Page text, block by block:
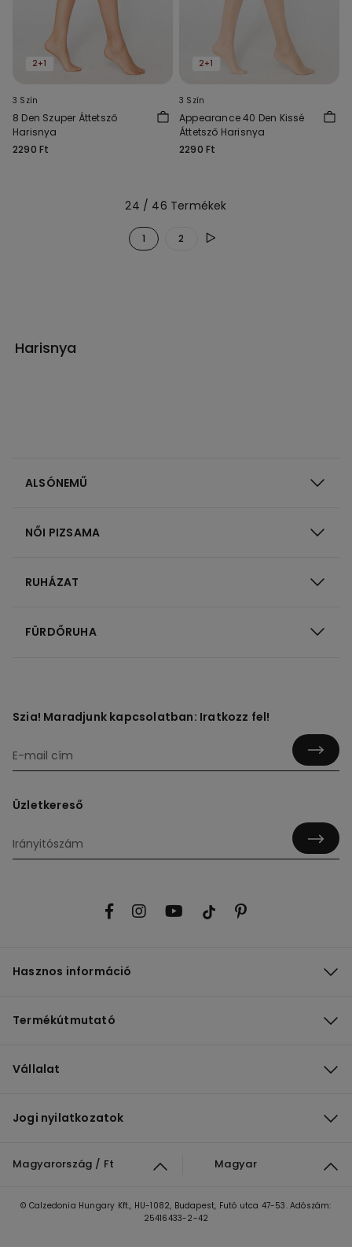
2+1
3 Szín
8 Den Szuper Áttetsző
Harisnya
2290 Ft
2+1
3 Szín
Appearance 40 Den Kissé
Áttetsző Harisnya
2290 Ft
24 / 46 Termékek
1 2
Harisnya
ALSÓNEMŰ
NŐI PIZSAMA
RUHÁZAT
FÜRDŐRUHA
Szia! Maradjunk kapcsolatban: Iratkozz fel!
Üzletkereső
Hasznos információ
Termékútmutató
Vállalat
Jogi nyilatkozatok
Magyarország / Ft Magyar
© Calzedonia Hungary Kft., HU-1082, Budapest, Futó utca 47-53. Adószám:
25416433-2-42